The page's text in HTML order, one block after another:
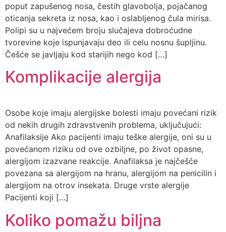
poput zapušenog nosa, čestih glavobolja, pojačanog
oticanja sekreta iz nosa, kao i oslabljenog čula mirisa.
Polipi su u najvećem broju slučajeva dobroćudne
tvorevine koje ispunjavaju deo ili celu nosnu šupljinu.
Češće se javljaju kod starijih nego kod […]
Komplikacije alergija
Osobe koje imaju alergijske bolesti imaju povećani rizik
od nekih drugih zdravstvenih problema, uključujući:
Anafilaksije Ako pacijenti imaju teške alergije, oni su u
povećanom riziku od ove ozbiljne, po život opasne,
alergijom izazvane reakcije. Anafilaksa je najčešće
povezana sa alergijom na hranu, alergijom na penicilin i
alergijom na otrov insekata. Druge vrste alergije
Pacijenti koji […]
Koliko pomažu biljna